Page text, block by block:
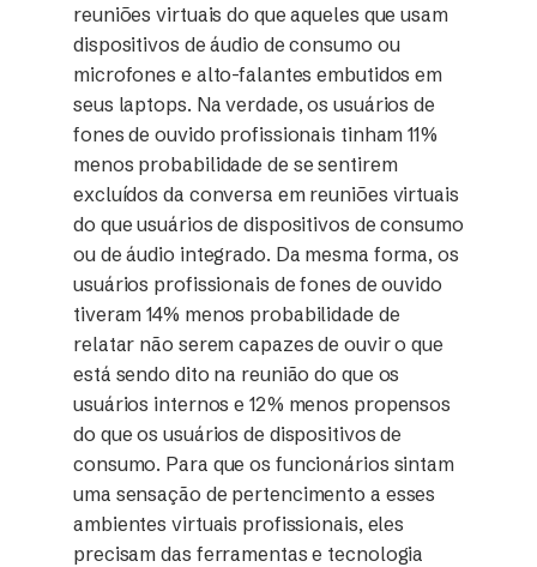
reuniões virtuais do que aqueles que usam
dispositivos de áudio de consumo ou
microfones e alto-falantes embutidos em
seus laptops. Na verdade, os usuários de
fones de ouvido profissionais tinham 11%
menos probabilidade de se sentirem
excluídos da conversa em reuniões virtuais
do que usuários de dispositivos de consumo
ou de áudio integrado. Da mesma forma, os
usuários profissionais de fones de ouvido
tiveram 14% menos probabilidade de
relatar não serem capazes de ouvir o que
está sendo dito na reunião do que os
usuários internos e 12% menos propensos
do que os usuários de dispositivos de
consumo. Para que os funcionários sintam
uma sensação de pertencimento a esses
ambientes virtuais profissionais, eles
precisam das ferramentas e tecnologia